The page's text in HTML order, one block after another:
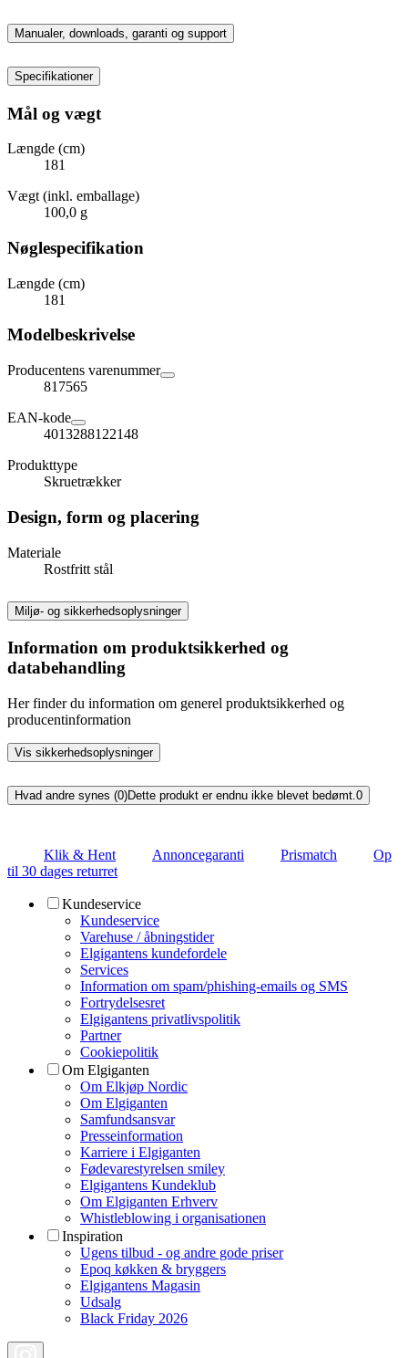
Manualer, downloads, garanti og support
Specifikationer
Mål og vægt
Længde (cm)
181
Vægt (inkl. emballage)
100,0 g
Nøglespecifikation
Længde (cm)
181
Modelbeskrivelse
Producentens varenummer
817565
EAN-kode
4013288122148
Produkttype
Skruetrækker
Design, form og placering
Materiale
Rostfritt stål
Miljø- og sikkerhedsoplysninger
Information om produktsikkerhed og
databehandling
Her finder du information om generel produktsikkerhed og
producentinformation
Vis sikkerhedsoplysninger
Hvad andre synes (0)Dette produkt er endnu ikke blevet bedømt.0
Klik & Hent Annoncegaranti Prismatch
Op
til 30 dages returret
Kundeservice
Kundeservice
Varehuse / åbningstider
Elgigantens kundefordele
Services
Information om spam/phishing-emails og SMS
Fortrydelsesret
Elgigantens privatlivspolitik
Partner
Cookiepolitik
Om Elgiganten
Om Elkjøp Nordic
Om Elgiganten
Samfundsansvar
Presseinformation
Karriere i Elgiganten
Fødevarestyrelsen smiley
Elgigantens Kundeklub
Om Elgiganten Erhverv
Whistleblowing i organisationen
Inspiration
Ugens tilbud - og andre gode priser
Epoq køkken & bryggers
Elgigantens Magasin
Udsalg
Black Friday 2026